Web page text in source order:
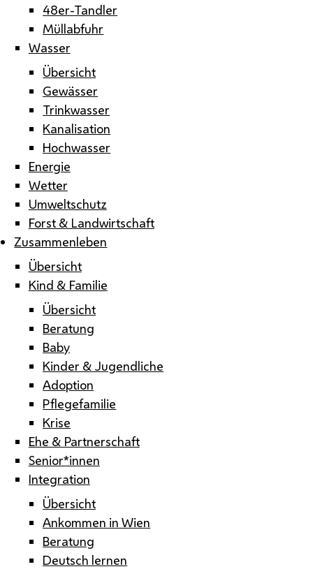
48er-Tandler
Müllabfuhr
Wasser
Übersicht
Gewässer
Trinkwasser
Kanalisation
Hochwasser
Energie
Wetter
Umweltschutz
Forst & Landwirtschaft
Zusammenleben
Übersicht
Kind & Familie
Übersicht
Beratung
Baby
Kinder & Jugendliche
Adoption
Pflegefamilie
Krise
Ehe & Partnerschaft
Senior*innen
Integration
Übersicht
Ankommen in Wien
Beratung
Deutsch lernen